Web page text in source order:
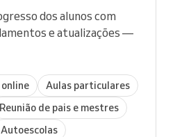
dos alunos com
e atualizações —
Aulas particulares
Reunião de pais e mestres
Autoescolas